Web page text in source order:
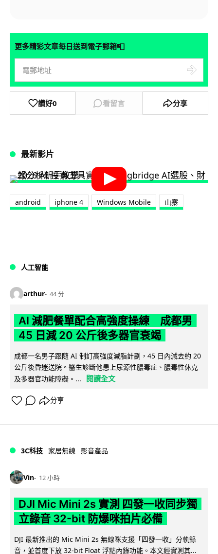
更多精彩文章每日送到電子郵箱📮
讚好0 看留言 分享
最新影片
android iphone 4 Windows Mobile 山寨
人工智能
arthur 44 分
AI 減肥餐單配合高強度操練 成都男
45 日減 20 公斤後多器官衰竭
成都一名男子跟隨 AI 制訂高強度減脂計劃，45 日內減去約 20
公斤後昏迷送院。醫生診斷他患上尿源性膿毒症、膿毒性休克
及多器官功能障礙。...
閱讀全文
分享
3C科技 家居無線 影音產品
Vin 12 小時
DJI Mic Mini 2s 實測 四發一收同步獨
立錄音 32-bit 防爆咪拍片必備
DJI 最新推出的 Mic Mini 2s 無線咪支援「四發一收」分軌錄
音，並首度下放 32-bit Float 浮點內錄功能。本文經實測其...